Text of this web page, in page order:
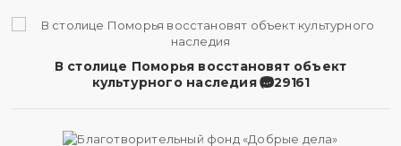
В столице Поморья восстановят объект
культурного наследия
29161